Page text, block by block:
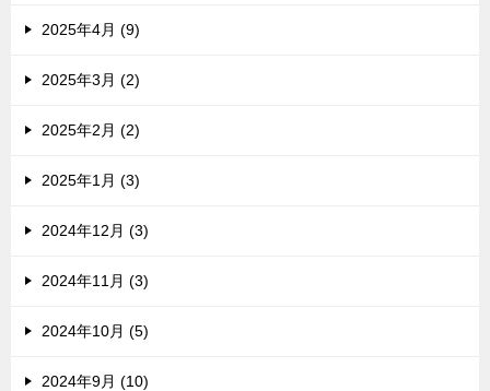
2025年4月 (9)
2025年3月 (2)
2025年2月 (2)
2025年1月 (3)
2024年12月 (3)
2024年11月 (3)
2024年10月 (5)
2024年9月 (10)